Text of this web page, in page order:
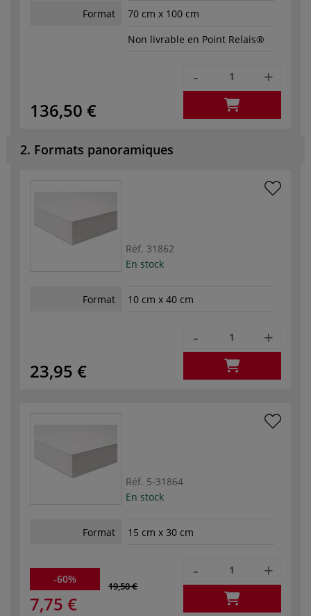
Format
70 cm x 100 cm
Non livrable en Point Relais®
136,50 €
- +
2. Formats panoramiques
Réf. 31862
En stock
Format 10 cm x 40 cm
23,95 €
- +
Réf. 5-31864
En stock
Format 15 cm x 30 cm
-60%
19,50 €
7,75 €
- +